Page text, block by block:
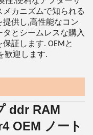
メカニズムで知られる
提供し,高性能なコン
タとシームレスな購入
保証します. OEMと
歓迎します.
ddr RAM
OEM ノート